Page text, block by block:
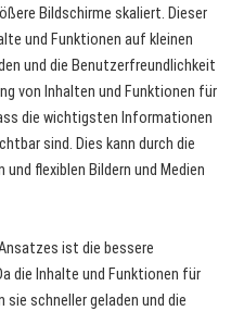
Bildschirme skaliert. Dieser
und Funktionen auf kleinen
und die Benutzerfreundlichkeit
von Inhalten und Funktionen für
die wichtigsten Informationen
sind. Dies kann durch die
flexiblen Bildern und Medien
ist die bessere
die Inhalte und Funktionen für
schneller geladen und die